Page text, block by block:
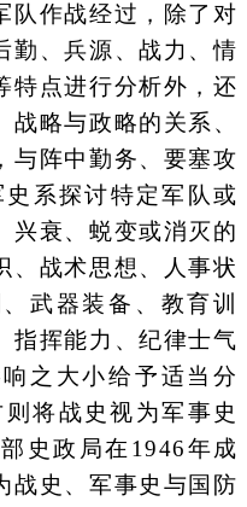
队作战经过，除了对
勤、兵源、战力、情
特点进行分析外，还
略与政略的关系、
与阵中勤务、要塞攻
系探讨特定军队或
兴衰、蜕变或消灭的
、战术思想、人事状
武器装备、教育训
指挥能力、纪律士气
之大小给予适当分
将战史视为军事史
史政局在1946年成
战史、军事史与国防